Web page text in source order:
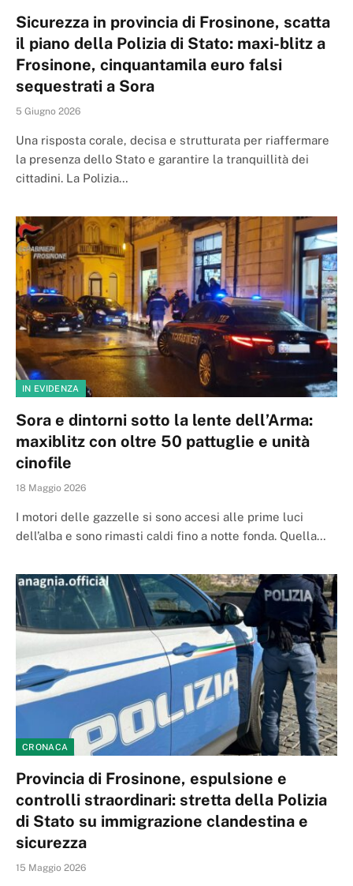
Sicurezza in provincia di Frosinone, scatta
il piano della Polizia di Stato: maxi-blitz a
Frosinone, cinquantamila euro falsi
sequestrati a Sora
5 Giugno 2026
Una risposta corale, decisa e strutturata per riaffermare
la presenza dello Stato e garantire la tranquillità dei
cittadini. La Polizia…
IN EVIDENZA
Sora e dintorni sotto la lente dell’Arma:
maxiblitz con oltre 50 pattuglie e unità
cinofile
18 Maggio 2026
I motori delle gazzelle si sono accesi alle prime luci
dell’alba e sono rimasti caldi fino a notte fonda. Quella…
CRONACA
Provincia di Frosinone, espulsione e
controlli straordinari: stretta della Polizia
di Stato su immigrazione clandestina e
sicurezza
15 Maggio 2026